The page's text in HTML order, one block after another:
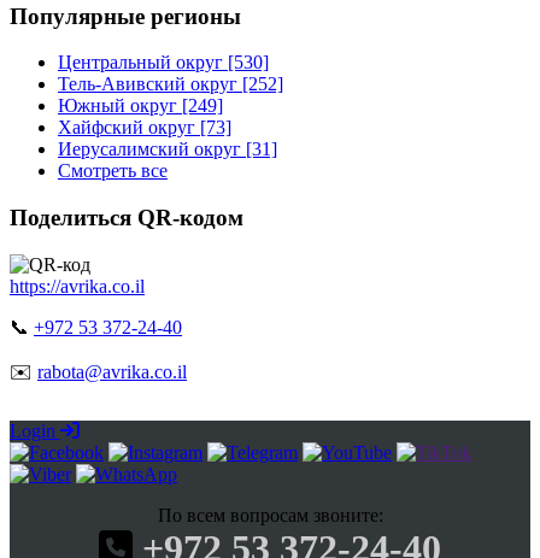
Популярные регионы
Центральный округ [530]
Тель-Авивский округ [252]
Южный округ [249]
Хайфский округ [73]
Иерусалимский округ [31]
Смотреть все
Поделиться QR-кодом
https://avrika.co.il
📞 +972 53 372-24-40
✉️ rabota@avrika.co.il
Login
По всем вопросам звоните:
+972 53 372-24-40